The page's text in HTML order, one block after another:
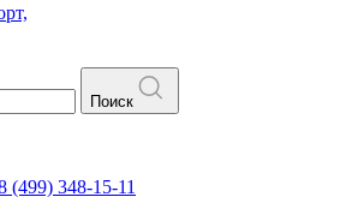
Поиск
(499) 348-15-11